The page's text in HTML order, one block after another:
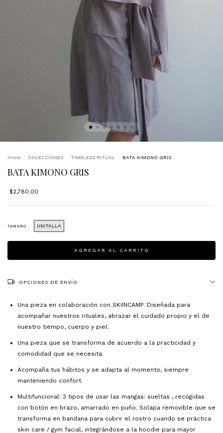
Inicio COLECCIONES TIMELESS RITUAL BATA KIMONO GRIS
BATA KIMONO GRIS
$2,780.00
TAMAÑO UNITALLA
OPCIONES DE ENVÍO
Una pieza en colaboración con SKIINCAMP. Diseñada para
acompañar nuestros rituales, abrazar el cuidado propio y el de
nuestro tiempo, cuerpo y piel.
Una pieza que se transforma de acuerdo a la practicidad y
comodidad que se necesita.
Acompaña tus hábitos y se adapta al momento, siempre
manteniendo confort.
Multifuncional: 3 tipos de usar las mangas: sueltas , recogidas
con botón en brazo, amarrado en puño. Solapa removible que se
transforma en bandana para cubrir el rostro cuando se práctica
skin care / gym facial, integrándose a la hoodie para mayor